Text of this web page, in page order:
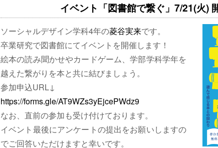
イベント「図書館で繋ぐ」7/21(火)
ソーシャルデザイン学科4年の菱谷実来です。
卒業研究で図書館にてイベントを開催します！
絵本の読み聞かせやカードゲーム、学部学科学年を
越えた繋がりを本と共に結びましょう。
参加申込URL↓
https://forms.gle/AT9WZs3yEjcePWdz9
なお、直前の参加も受け付けております。
イベント最後にアンケートの提出をお願いしますの
でご回答いただけますと幸いです。